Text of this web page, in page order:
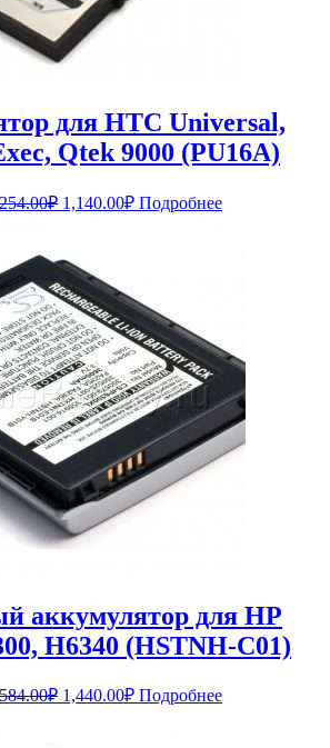
для HTC Universal,
Qtek 9000 (PU16A)
₽ Первоначальная
1,254.00₽.
1,140.00₽Текущая
цена:
Подробнее
аккумулятор для HP
H6340 (HSTNH-C01)
₽ Первоначальная
1,440.00₽Текущая
Подробнее